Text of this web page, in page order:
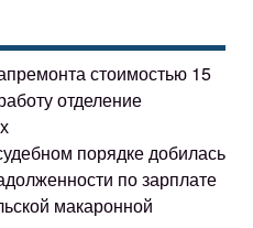
стоимостью 15
отделение
порядке добилась
по зарплате
макаронной